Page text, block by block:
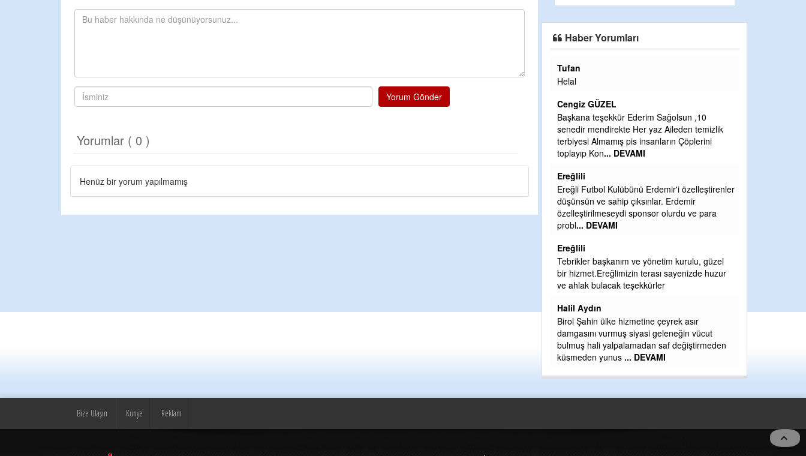
Yorum Gönder
Yorumlar ( 0 )
Henüz bir yorum yapılmamış
Haber Yorumları
Helal
Başkana teşekkür Ederim Sağolsun ,10
senedir mendirekte Her yaz Aileden temizlik
terbiyesi Almamış pis insanların Çöplerini
Ereğli Futbol Kulübünü Erdemir'i özelleştirenler
düşünsün ve sahip çıksınlar. Erdemir
özelleştirilmeseydi sponsor olurdu ve para
Tebrikler başkanım ve yönetim kurulu, güzel
bir hizmet.Ereğlimizin terası sayenizde huzur
ve ahlak bulacak teşekkürler
Birol Şahin ülke hizmetine çeyrek asır
damgasını vurmuş siyasi geleneğin vücut
bulmuş hali yalpalamadan saf değiştirmeden
... DEVAMI
CEVDET YILMAZ
GULDERE DERE ÇALIŞMALARI,
ÖNCE ALKAYA TARAFINDAN
Şaban yavuz
Mekanı cennet olsun kederli ailesine
Günaydın hayırlı sabahlar dilerim
H BakiYüksel